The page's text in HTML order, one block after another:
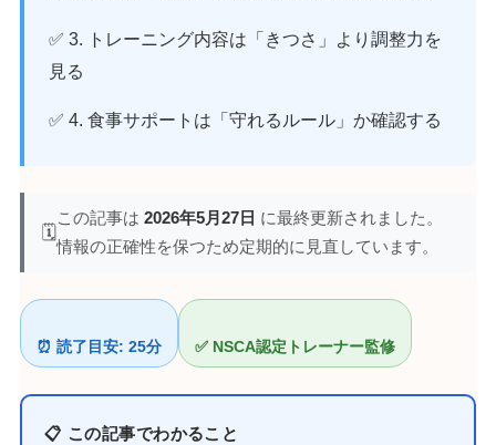
✅ 3. トレーニング内容は「きつさ」より調整力を
見る
✅ 4. 食事サポートは「守れるルール」か確認する
🗓️
この記事は 2026年5月27日 に最終更新されました。
情報の正確性を保つため定期的に見直しています。
⏰ 読了目安: 25分 ✅ NSCA認定トレーナー監修
📋 この記事でわかること